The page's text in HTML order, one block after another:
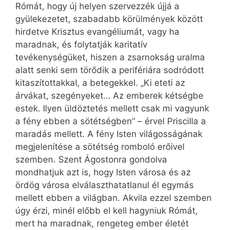
Rómát, hogy új helyen szervezzék újjá a
gyülekezetet, szabadabb körülmények között
hirdetve Krisztus evangéliumát, vagy ha
maradnak, és folytatják karitatív
tevékenységüket, hiszen a zsarnokság uralma
alatt senki sem törődik a perifériára sodródott
kitaszítottakkal, a betegekkel. „Ki eteti az
árvákat, szegényeket… Az emberek kétségbe
estek. Ilyen üldöztetés mellett csak mi vagyunk
a fény ebben a sötétségben” – érvel Priscilla a
maradás mellett. A fény Isten világosságának
megjelenítése a sötétség romboló erőivel
szemben. Szent Ágostonra gondolva
mondhatjuk azt is, hogy Isten városa és az
ördög városa elválaszthatatlanul él egymás
mellett ebben a világban. Akvila ezzel szemben
úgy érzi, minél előbb el kell hagyniuk Rómát,
mert ha maradnak, rengeteg ember életét